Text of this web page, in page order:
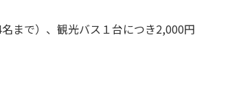
まで）、観光バス１台につき2,000円